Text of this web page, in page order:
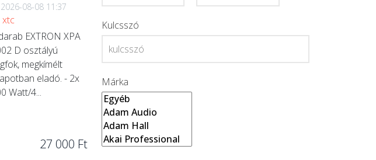
2026-08-08 11:37
xtc
EXTRON XPA
D osztályú
megkímélt
eladó. - 2x
Watt/4...
27 000 Ft
Kulcsszó
Márka